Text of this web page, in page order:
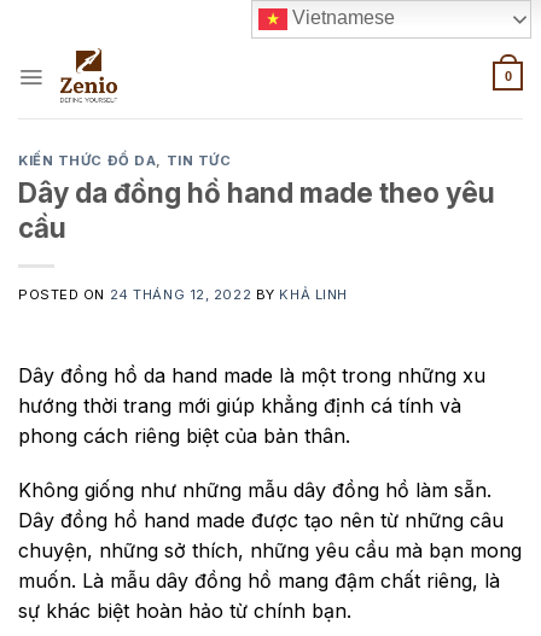
content
0
KIẾN THỨC ĐỒ DA, TIN TỨC
Dây da đồng hồ hand made theo yêu
cầu
POSTED ON 24 THÁNG 12, 2022 BY KHẢ LINH
Dây đồng hồ da hand made là một trong những xu
hướng thời trang mới giúp khẳng định cá tính và
phong cách riêng biệt của bản thân.
Không giống như những mẫu dây đồng hồ làm sẵn.
Dây đồng hồ hand made được tạo nên từ những câu
chuyện, những sở thích, những yêu cầu mà bạn mong
muốn. Là mẫu dây đồng hồ mang đậm chất riêng, là
sự khác biệt hoàn hảo từ chính bạn.
Vietnamese